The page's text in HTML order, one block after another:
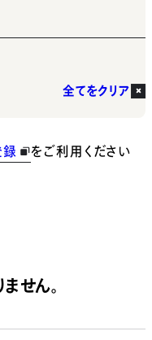
全てをクリア
録 をご利用ください
せん。